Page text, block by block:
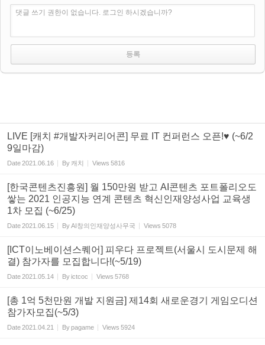
댓글 쓰기 권한이 없습니다. 로그인 하시겠습니까?
LIVE [캐치 #개발자커리어콘] 무료 IT 컨퍼런스 오픈!♥ (~6/2
9일마감)
Date2021.06.16 By 캐치 Views 5816
[한국콘텐츠진흥원] 월 150만원 받고 AI콘텐츠 포트폴리오도
쌓는 2021 인공지능 연계 콘텐츠 혁신인재양성사업 교육생
1차 모집 (~6/25)
Date2021.06.15 ByAI창의인재양성사무국 Views 5078
[ICT이노베이션스퀘어] 피우다 프로젝트(서울시 도시문제 해
결) 참가자를 모집합니다!(~5/19)
Date2021.05.14 Byictcoc Views 5768
[총 1억 5천만원 개발 지원금] 제14회 새로운경기 게임오디션
참가자모집(~5/3)
Date2021.04.21 Bypagame Views 5924